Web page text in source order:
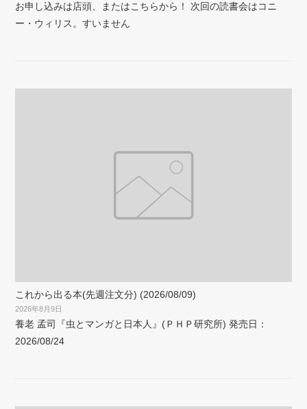
お申し込みは店頭、またはこちらから！ 次回の読書会はコニ
ー・ウィリス。すいません
これから出る本(先週注文分) (2026/08/09)
2026年8月9日
養老 孟司『虫とマンガと日本人』(ＰＨＰ研究所) 発売日：
2026/08/24